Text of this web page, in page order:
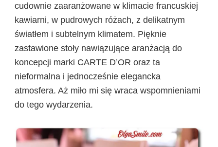
cudownie zaaranżowane w klimacie francuskiej
kawiarni, w pudrowych różach, z delikatnym
światłem i subtelnym klimatem. Pięknie
zastawione stoły nawiązujące aranżacją do
koncepcji marki CARTE D’OR oraz ta
nieformalna i jednocześnie elegancka
atmosfera. Aż miło mi się wraca wspomnieniami
do tego wydarzenia.